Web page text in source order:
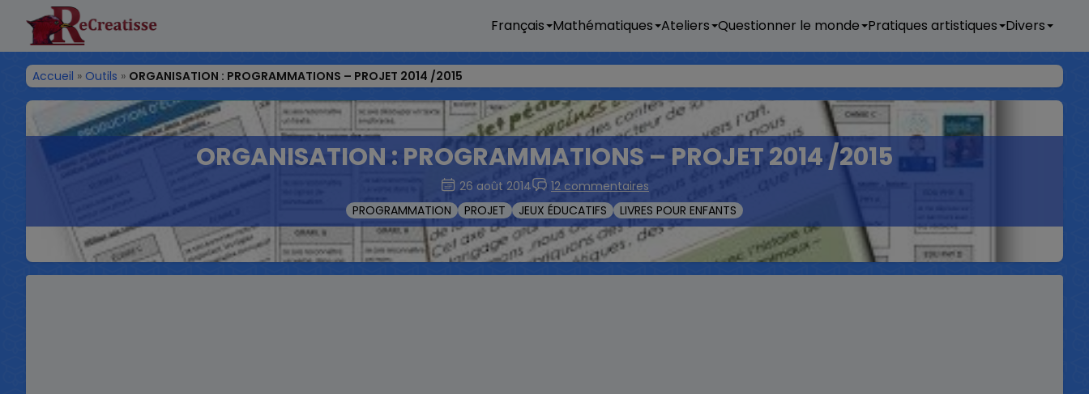
ReCreatisse
Français Mathématiques Ateliers Questionner le monde Pratiques artistiques Divers
Accueil » Outils » ORGANISATION : PROGRAMMATIONS – PROJET 2014 /2015
ORGANISATION : PROGRAMMATIONS – PROJET 2014 /2015
26 août 2014
12 commentaires
PROGRAMMATION
PROJET JEUX ÉDUCATIFS LIVRES POUR ENFANTS